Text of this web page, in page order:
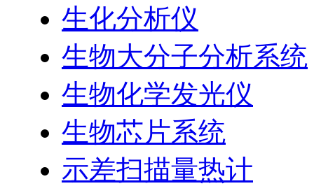
生化分析仪
生物大分子分析系统
生物化学发光仪
生物芯片系统
示差扫描量热计